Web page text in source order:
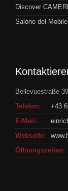
Discover
Salone del
Bellevuestraße
Telefon:
+43
E-Mail:
Webseite:
Öffnungszeiten: